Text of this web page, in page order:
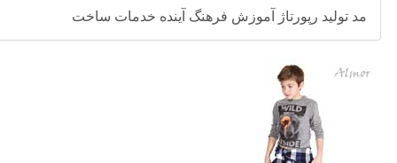
مد تولید رپورتاژ آموزش فرهنگ آینده خدمات ساخت